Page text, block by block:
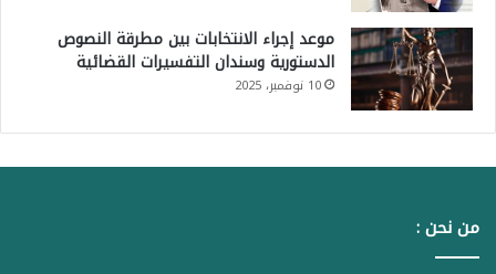
موعد إجراء الانتخابات بين مطرقة النصوص
الدستورية وسندان التفسيرات القضائية
10 نوفمبر، 2025
من نحن :